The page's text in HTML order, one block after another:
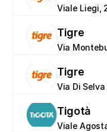
Viale Liegi,
Tigre
Via
Tigre
Via Di Selva
Tigotà
Viale